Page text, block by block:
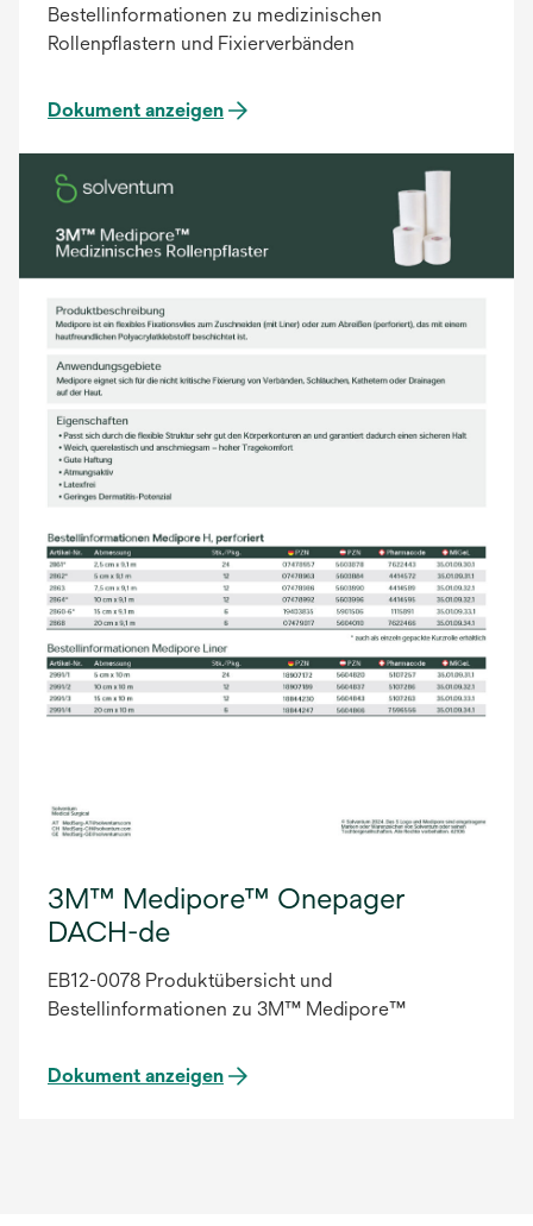
Bestellinformationen zu medizinischen
Rollenpflastern und Fixierverbänden
Dokument anzeigen
3M™ Medipore™ Onepager
DACH-de
EB12-0078 Produktübersicht und
Bestellinformationen zu 3M™ Medipore™
Dokument anzeigen